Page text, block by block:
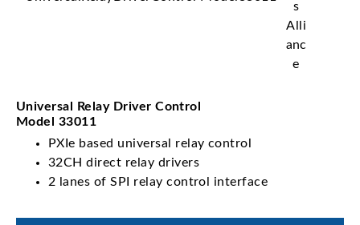
Universal Relay Driver Control
Model 33011
PXIe based universal relay control
32CH direct relay drivers
2 lanes of SPI relay control interface